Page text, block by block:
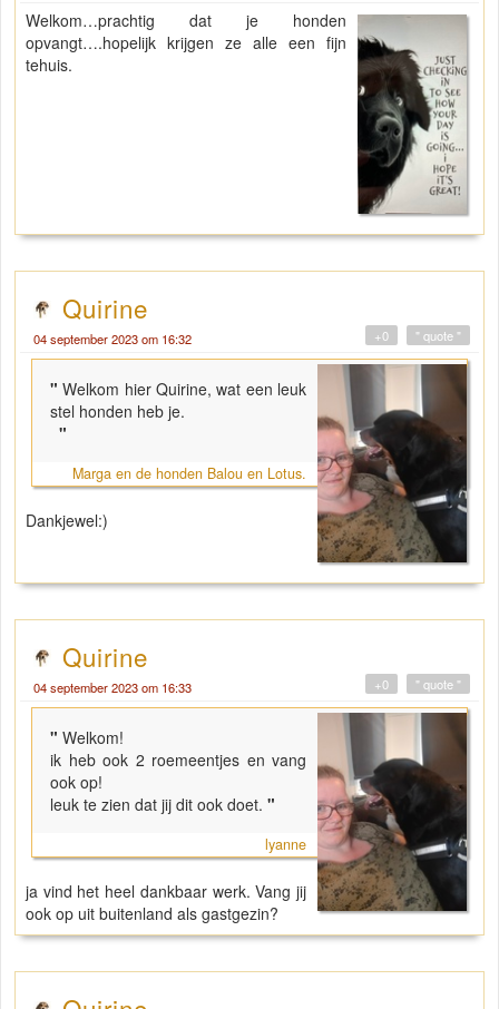
Welkom…prachtig dat je honden
opvangt….hopelijk krijgen ze alle een fijn
tehuis.
Quirine
04 september 2023 om 16:32 " quote "
+0
"Welkom hier Quirine, wat een leuk
stel honden heb je.
"
Marga en de honden Balou en Lotus.
Dankjewel:)
Quirine
04 september 2023 om 16:33 " quote "
+0
" Welkom!
ik heb ook 2 roemeentjes en vang
ook op!
leuk te zien dat jij dit ook doet. "
lyanne
ja vind het heel dankbaar werk. Vang jij
ook op uit buitenland als gastgezin?